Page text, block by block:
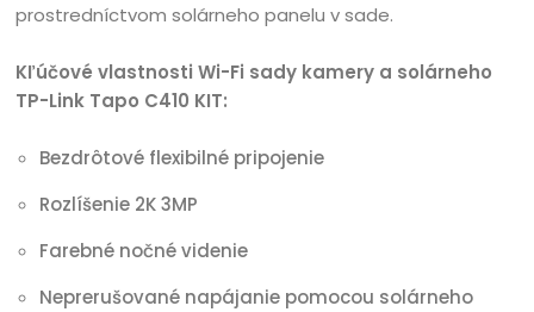
prostredníctvom solárneho panelu v sade.
Kľúčové vlastnosti Wi-Fi sady kamery a solárneho
TP-Link Tapo C410 KIT:
Bezdrôtové flexibilné pripojenie
Rozlíšenie 2K 3MP
Farebné nočné videnie
Neprerušované napájanie pomocou solárneho